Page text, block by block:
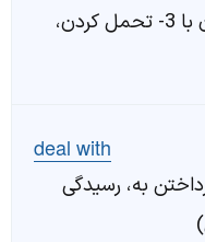
هم‌خانه بودن 2- هم‌خوابگی کردن با 3- تحمل کردن،
deal with
به، رسیدگی